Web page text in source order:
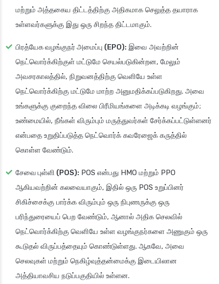
மற்றும் அத்தகைய திட்டத்திற்கு அதிகமாக செலுத்த தயாராக
உள்ளவர்களுக்கு இது ஒரு சிறந்த திட்டமாகும்.
பிரத்யேக வழங்குநர் அமைப்பு (EPO): இவை அவற்றின்
நெட்வொர்க்கிற்குள் மட்டுமே செயல்படுகின்றன, மேலும்
அவசரகாலத்தில், நிறுவனத்திற்கு வெளியே உள்ள
நெட்வொர்க்கிற்கு மட்டுமே மாற்ற அனுமதிக்கப்படுகிறது. அவை
உங்களுக்கு குறைந்த விலை பிரீமியங்களை அடிக்கடி வழங்கும்;
உண்மையில், நீங்கள் விரும்பும் மருத்துவர்கள் சேர்க்கப்பட்டுள்ளனர்
என்பதை உறுதிப்படுத்த நெட்வொர்க் கவரேஜைக் கருத்தில்
கொள்ள வேண்டும்.
சேவை புள்ளி (POS): POS என்பது HMO மற்றும் PPO
ஆகியவற்றின் கலவையாகும், இதில் ஒரு POS உறுப்பினர்
சிகிச்சைக்கு பார்க்க விரும்பும் ஒரு நிபுணருக்கு ஒரு
பரிந்துரையைப் பெற வேண்டும், ஆனால் அதிக செலவில்
நெட்வொர்க்கிற்கு வெளியே உள்ள வழங்குநர்களை அணுகும் ஒரு
கூடுதல் விருப்பத்தையும் கொண்டுள்ளது. ஆகவே, அவை
செலவுகள் மற்றும் நெகிழ்வுத்தன்மைக்கு இடையிலான
அத்தியாவசிய நடுப்பகுதியில் உள்ளன.